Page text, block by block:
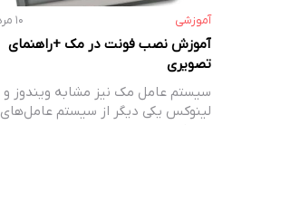
آموزشی ۱۰ مرداد ۱۳۹۸
آموزش نصب فونت در مک +راهنمای
تصویری
سیستم عامل مک نیز مشابه ویندوز و
لینوکس یکی دیگر از سیستم عامل‌های